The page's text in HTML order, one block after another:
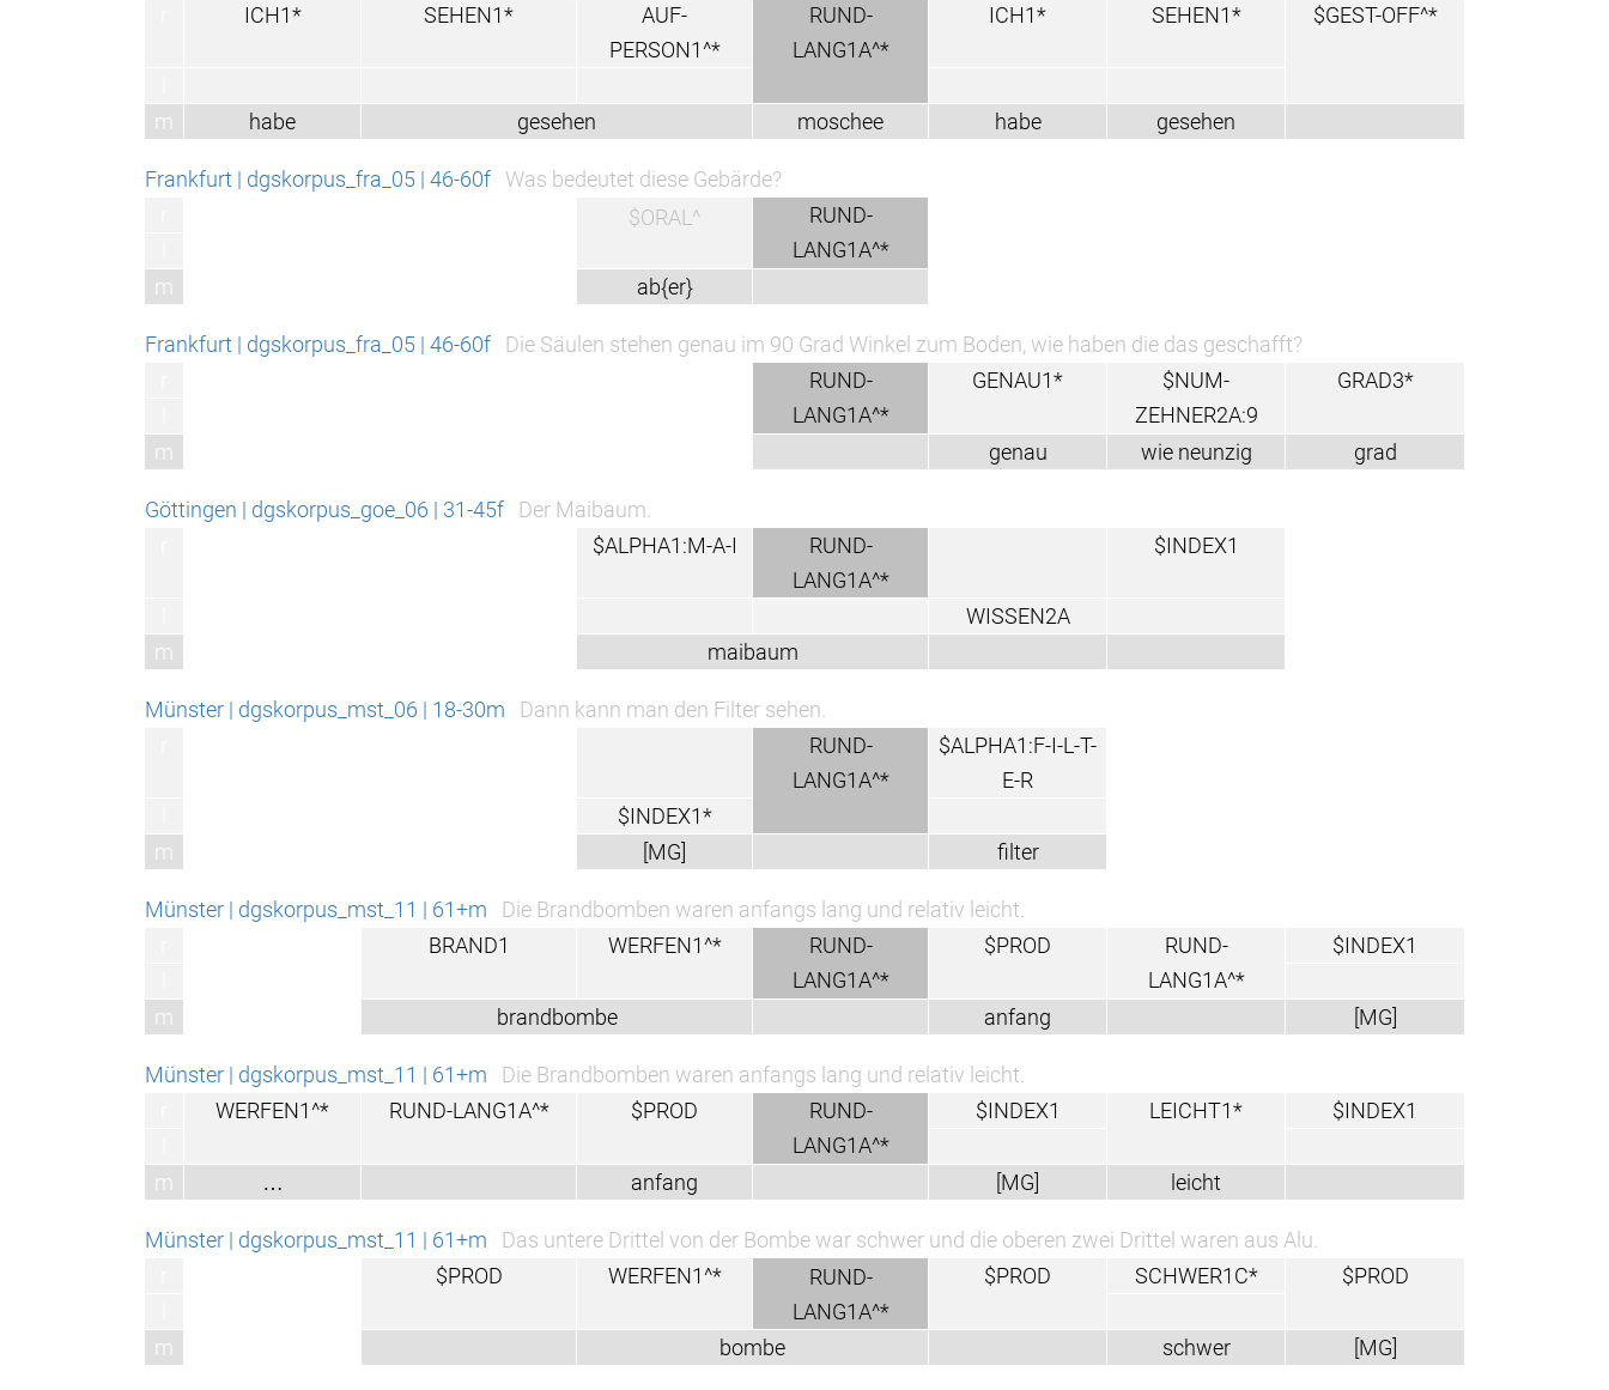
ICH1* SEHEN1*
AUF-
PERSON1^*
RUND-
LANG1A^*
ICH1* SEHEN1* $GEST-OFF^*
m
habe gesehen moschee habe gesehen
Frankfurt | dgskorpus_fra_05 | 46-60f
Was bedeutet diese Gebärde?
$ORAL^
RUND-
LANG1A^*
m
ab{er}
Frankfurt | dgskorpus_fra_05 | 46-60f
Die Säulen stehen genau im 90 Grad Winkel zum Boden, wie haben die das geschafft?
RUND-
LANG1A^*
GENAU1*
$NUM-
ZEHNER2A:9
GRAD3*
m
genau wie neunzig grad
Göttingen | dgskorpus_goe_06 | 31-45f
Der Maibaum.
$ALPHA1:M-A-I
RUND-
LANG1A^*
$INDEX1
WISSEN2A
m
maibaum
Münster | dgskorpus_mst_06 | 18-30m
Dann kann man den Filter sehen.
RUND-
LANG1A^*
$ALPHA1:F-I-L-T-
E-R
$INDEX1*
m
[MG] filter
Münster | dgskorpus_mst_11 | 61+m
Die Brandbomben waren anfangs lang und relativ leicht.
BRAND1 WERFEN1^*
RUND-
LANG1A^*
$PROD
RUND-
LANG1A^*
$INDEX1
m
brandbombe anfang [MG]
Münster | dgskorpus_mst_11 | 61+m
Die Brandbomben waren anfangs lang und relativ leicht.
WERFEN1^* RUND-LANG1A^* $PROD
RUND-
LANG1A^*
$INDEX1 LEICHT1*
$INDEX1
m
… anfang [MG] leicht
Münster | dgskorpus_mst_11 | 61+m
Das untere Drittel von der Bombe war schwer und die oberen zwei Drittel waren aus Alu.
$PROD WERFEN1^*
RUND-
LANG1A^*
$PROD SCHWER1C*
$PROD
m
bombe schwer [MG]